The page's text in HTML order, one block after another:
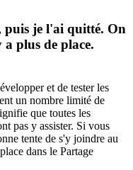
puis je l'ai quitté. On
plus de place.
et de tester les
un nombre limité de
que toutes les
pas y assister. Si vous
tente de s'y joindre au
dans le Partage